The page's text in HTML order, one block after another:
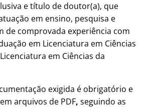
e título de doutor(a), que
em ensino, pesquisa e
de comprovada experiência com
em Licenciatura em Ciências
em Ciências da
exigida é obrigatório e
arquivos de PDF, seguindo as